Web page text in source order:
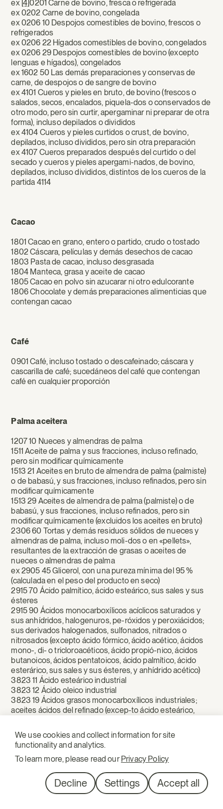
ex [4]0201 Carne de bovino, fresca o refrigerada
ex 0202 Carne de bovino, congelada
ex 0206 10 Despojos comestibles de bovino, frescos o
refrigerados
ex 0206 22 Hígados comestibles de bovino, congelados
ex 0206 29 Despojos comestibles de bovino (excepto
lenguas e hígados), congelados
ex 1602 50 Las demás preparaciones y conservas de
carne, de despojos o de sangre de bovino
ex 4101 Cueros y pieles en bruto, de bovino (frescos o
salados, secos, encalados, piquela-dos o conservados de
otro modo, pero sin curtir, apergaminar ni preparar de otra
forma), incluso depilados o divididos
ex 4104 Cueros y pieles curtidos o crust, de bovino,
depilados, incluso divididos, pero sin otra preparación
ex 4107 Cueros preparados después del curtido o del
secado y cueros y pieles apergami-nados, de bovino,
depilados, incluso divididos, distintos de los cueros de la
partida 4114
Cacao
1801 Cacao en grano, entero o partido, crudo o tostado
1802 Cáscara, películas y demás desechos de cacao
1803 Pasta de cacao, incluso desgrasada
1804 Manteca, grasa y aceite de cacao
1805 Cacao en polvo sin azucarar ni otro edulcorante
1806 Chocolate y demás preparaciones alimenticias que
contengan cacao
Café
0901 Café, incluso tostado o descafeinado; cáscara y
cascarilla de café; sucedáneos del café que contengan
café en cualquier proporción
Palma aceitera
1207 10 Nueces y almendras de palma
1511 Aceite de palma y sus fracciones, incluso refinado,
pero sin modificar químicamente
1513 21 Aceites en bruto de almendra de palma (palmiste)
o de babasú, y sus fracciones, incluso refinados, pero sin
modificar químicamente
1513 29 Aceites de almendra de palma (palmiste) o de
babasú, y sus fracciones, incluso refinados, pero sin
modificar químicamente (excluidos los aceites en bruto)
2306 60 Tortas y demás residuos sólidos de nueces y
almendras de palma, incluso moli-dos o en «pellets»,
resultantes de la extracción de grasas o aceites de
nueces o almendras de palma
ex 2905 45 Glicerol, con una pureza mínima del 95 %
(calculada en el peso del producto en seco)
2915 70 Ácido palmítico, ácido esteárico, sus sales y sus
ésteres
2915 90 Ácidos monocarboxílicos acíclicos saturados y
sus anhídridos, halogenuros, pe-róxidos y peroxiácidos;
sus derivados halogenados, sulfonados, nitrados o
nitrosados (excepto ácido fórmico, ácido acético, ácidos
mono-, di- o tricloroacéticos, ácido propió-nico, ácidos
butanoicos, ácidos pentatoicos, ácido palmítico, ácido
esterárico, sus sales y sus ésteres, y anhídrido acético)
3823 11 Ácido esteárico industrial
3823 12 Ácido oleico industrial
3823 19 Ácidos grasos monocarboxílicos industriales;
aceites ácidos del refinado (excep-to ácido esteárico,
3823 70 Alcoholes grasos industriales
4001 Caucho natural, balata, gutapercha, guayule, chicle y
We use cookies and collect information for site
functionality and analytics.
To learn more, please read ourPrivacy Policy
Decline Settings Accept all